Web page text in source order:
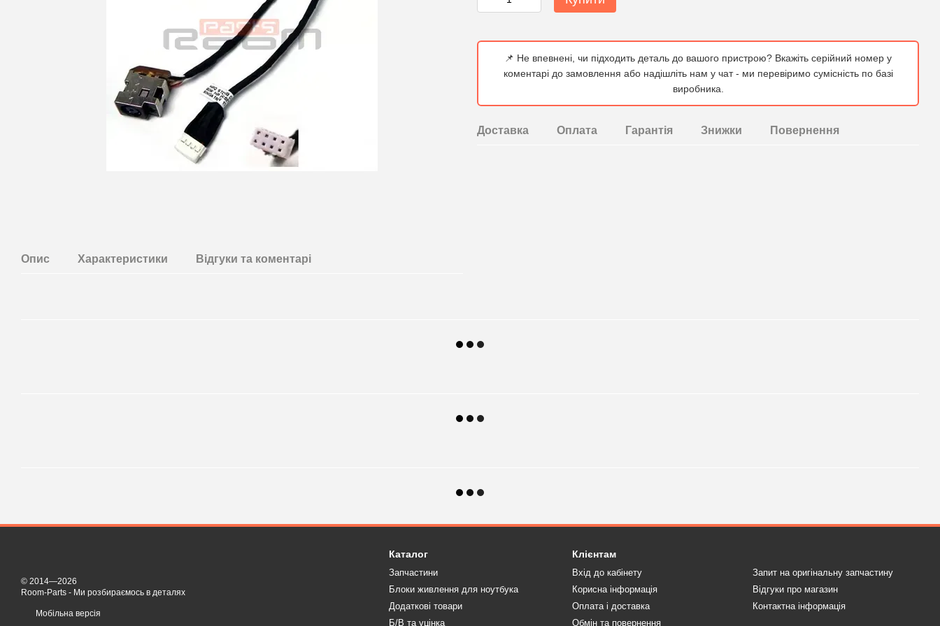
Опис Характеристики Відгуки та коментарi
📌 Не впевнені, чи підходить деталь до вашого пристрою? Вкажіть серійний номер у
коментарі до замовлення або надішліть нам у чат - ми перевіримо сумісність по базі
виробника.
Доставка Оплата Гарантія Знижки Повернення
© 2014—2026
Room-Parts - Ми розбираємось в деталях
Мобільна версія
Каталог
Запчастини
Блоки живлення для ноутбука
Додаткові товари
Б/В та уцінка
Клієнтам
Вхід до кабінету
Корисна інформація
Оплата і доставка
Обмін та повернення
Запит на оригінальну запчастину
Відгуки про магазин
Контактна інформація